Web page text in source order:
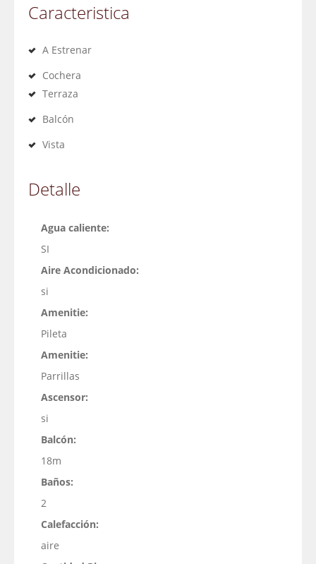
Caracteristica
A Estrenar
Cochera
Terraza
Balcón
Vista
Detalle
Agua caliente:
SI
Aire Acondicionado:
si
Amenitie:
Pileta
Amenitie:
Parrillas
Ascensor:
si
Balcón:
18m
Baños:
2
Calefacción:
aire